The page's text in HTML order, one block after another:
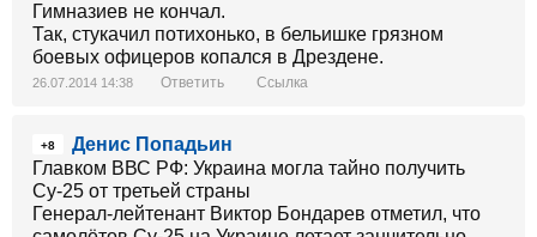
Гимназиев не кончал.
Так, стукачил потихонько, в бельишке грязном
боевых офицеров копался в Дрездене.
26.07.2014 14:38 Ответить Ссылка
+8
Денис Попадьин
Главком ВВС РФ: Украина могла тайно получить
Су-25 от третьей страны
Генерал-лейтенант Виктор Бондарев отметил, что